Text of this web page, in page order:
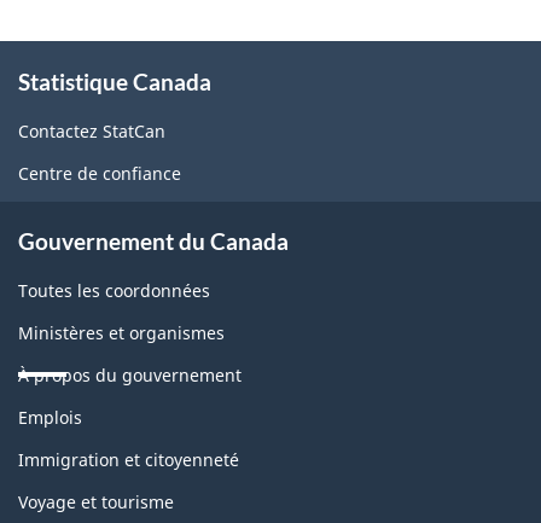
propos
de
ce
Statistique Canada
Contactez StatCan
Centre de confiance
Gouvernement du Canada
Toutes les coordonnées
Ministères et organismes
À propos du gouvernement
Thèmes
sujets
Emplois
Immigration et citoyenneté
Voyage et tourisme